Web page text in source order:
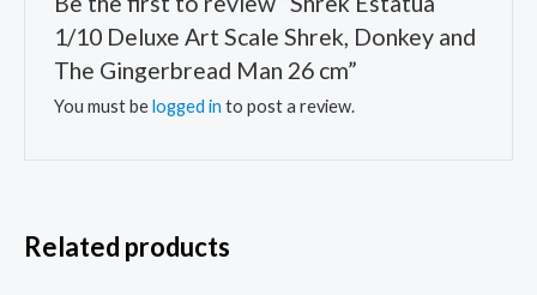
1/10 Deluxe Art Scale Shrek, Donkey and
The Gingerbread Man 26 cm”
You must belogged in to post a review.
Related products